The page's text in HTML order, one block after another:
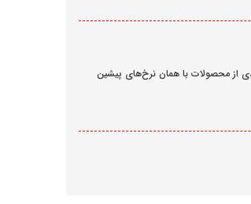
در این میان، تعدادی از محصولات با همان نرخ‌های پیشین